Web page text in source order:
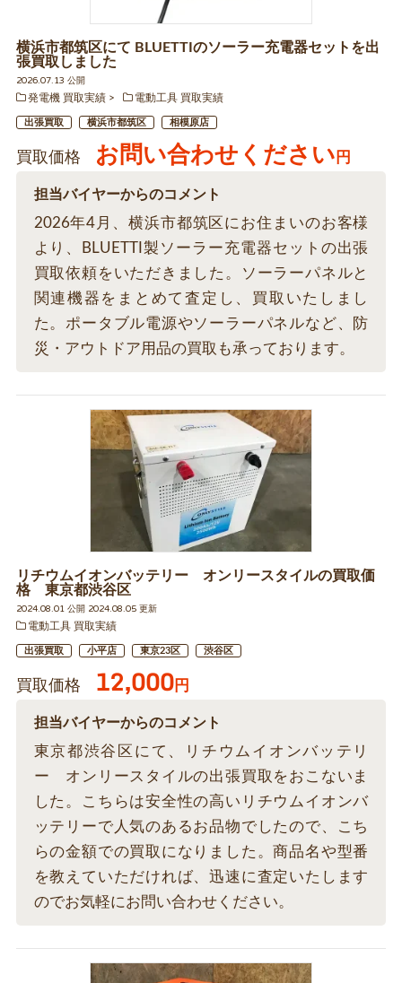
横浜市都筑区にて BLUETTIのソーラー充電器セットを出
張買取しました
2026.07.13 公開
発電機 買取実績
電動工具 買取実績
出張買取 横浜市都筑区 相模原店
買取価格 お問い合わせください 円
担当バイヤーからのコメント
2026年4月、横浜市都筑区にお住まいのお客様
より、BLUETTI製ソーラー充電器セットの出張
買取依頼をいただきました。ソーラーパネルと
関連機器をまとめて査定し、買取いたしまし
た。ポータブル電源やソーラーパネルなど、防
災・アウトドア用品の買取も承っております。
リチウムイオンバッテリー オンリースタイルの買取価
格 東京都渋谷区
2024.08.01 公開 2024.08.05 更新
電動工具 買取実績
出張買取 小平店 東京23区 渋谷区
買取価格 12,000円
担当バイヤーからのコメント
東京都渋谷区にて、リチウムイオンバッテリ
ー オンリースタイルの出張買取をおこないま
した。こちらは安全性の高いリチウムイオンバ
ッテリーで人気のあるお品物でしたので、こち
らの金額での買取になりました。商品名や型番
を教えていただければ、迅速に査定いたします
のでお気軽にお問い合わせください。